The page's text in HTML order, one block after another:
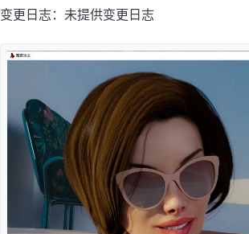
变更日志：未提供变更日志